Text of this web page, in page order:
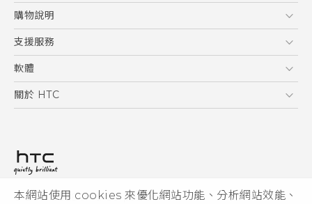
本網站使用 cookies 來優化網站功能、分析網站效能、
智慧型手機
配件
HTC Research
購物說明
購物須知
訂單管理
付款方式
支援服務
到府收送維修服務
服務中心資訊
客戶服務佈告欄
軟體
應用程式
HTC Sync Manager
關於 HTC
投資人
© 2011-2026 HTC Corporation